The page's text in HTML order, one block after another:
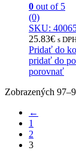
0 out of 5
(0)
SKU:
25.83€ s
Pridať do
pridať do
porovnať
Zobrazených
←
1
2
3